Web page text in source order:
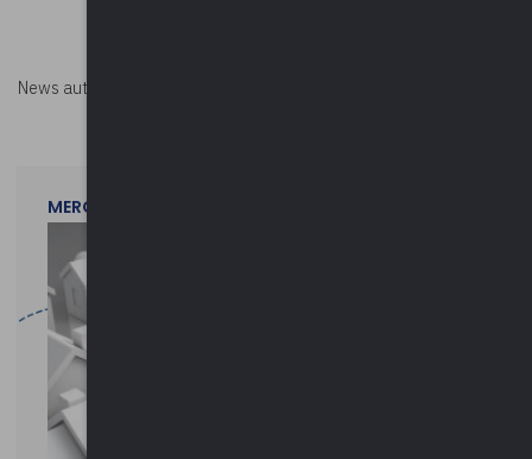
News autorizzata da
MERCOLEDì 29 LUGLIO 2026